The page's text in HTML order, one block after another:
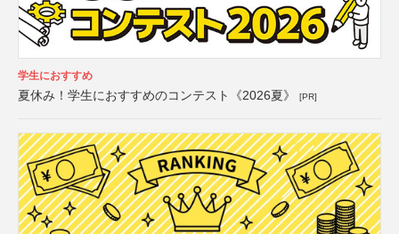
学生におすすめ
夏休み！学生におすすめのコンテスト《2026夏》 [PR]